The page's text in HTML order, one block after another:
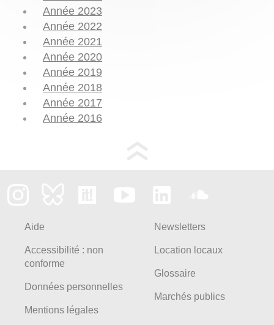
Année 2023
Année 2022
Année 2021
Année 2020
Année 2019
Année 2018
Année 2017
Année 2016
Aide
Accessibilité : non
conforme
Données personnelles
Mentions légales
Newsletters
Location locaux
Glossaire
Marchés publics